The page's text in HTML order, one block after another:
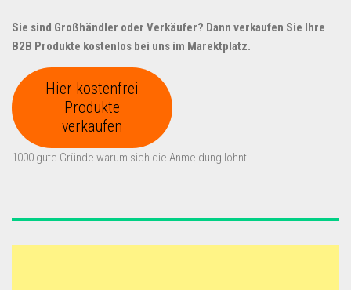
Sie sind Großhändler oder Verkäufer? Dann verkaufen Sie Ihre
B2B Produkte kostenlos bei uns im Marektplatz.
Hier kostenfrei
Produkte
verkaufen
1000 gute Gründe warum sich die Anmeldung lohnt.